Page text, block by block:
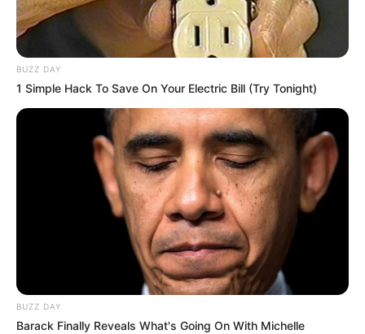
BUZZ DAY
1 Simple Hack To Save On Your Electric Bill (Try Tonight)
BUZZ DAY
Barack Finally Reveals What's Going On With Michelle